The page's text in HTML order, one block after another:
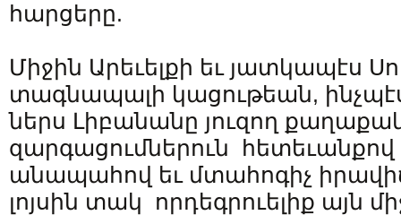
հարցերը.
Միջին Արեւելքի եւ յատկապէս
տագնապալի կացութեան,
ներս Լիբանանը յուզող
զարգացումներուն
անապահով եւ մտահոգիչ
լոյսին տակ որդեգրուելիք այն